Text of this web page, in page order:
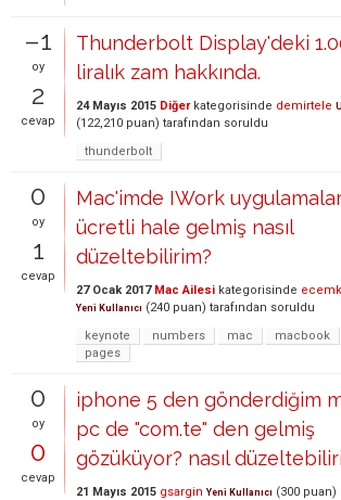
–1
oy
2
cevap
Thunderbolt Display'deki
liralık zam hakkında.
24 Mayıs 2015 Diğerkategorisinde demirtele
(122,210 puan) tarafından soruldu
thunderbolt
0
oy
1
cevap
Mac'imde IWork
ücretli hale gelmiş nasıl
düzeltebilirim?
27 Ocak 2017 Mac Ailesi kategorisinde
Yeni Kullanıcı (240 puan) tarafından soruldu
keynote
numbers mac macbook
pages
0
oy
0
cevap
iphone 5 den gönderdiğim
pc de "com.te" den gelmiş
gözüküyor? nasıl
21 Mayıs 2015 gsargin Yeni Kullanıcı (300 puan)